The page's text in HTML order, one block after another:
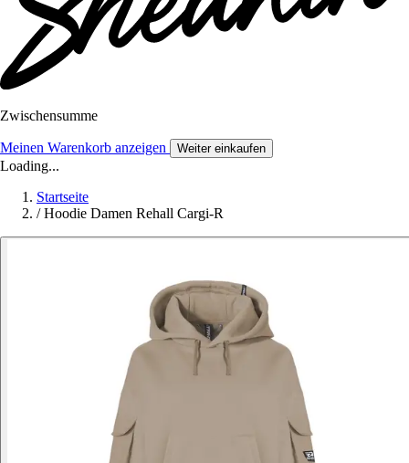
Zwischensumme
Meinen Warenkorb anzeigen Weiter einkaufen
Loading...
Startseite
/ Hoodie Damen Rehall Cargi-R